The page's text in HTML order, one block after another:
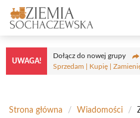
Przejdź
do
treści
UWAGA!
Dołącz do nowej grupy
Sprzedam | Kupię |
Strona główna / Wiadomości /